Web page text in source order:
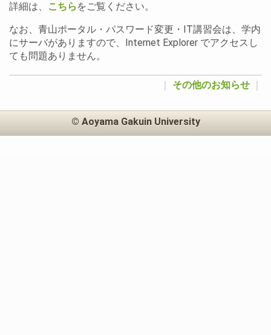
詳細は、
こちら をご覧ください。
なお、青山ポータル・パスワード変更・IT講習会は、学内
にサーバがありますので、Internet Explorer でアクセスし
ても問題ありません。
その他のお知らせ
© Aoyama Gakuin University